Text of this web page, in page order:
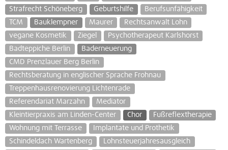
Strafrecht Schöneberg
Geburtshilfe
Berufsunfähigkeit
TCM
Bauklempner Maurer
Rechtsanwalt Lohn
vegane Kosmetik
Ziegel
Psychotherapeut Karlshorst
Badteppiche Berlin
Baderneuerung
CMD Prenzlauer Berg Berlin
Rechtsberatung in englischer Sprache Frohnau
Treppenhausrenovierung Lichtenrade
Referendariat Marzahn
Mediator
Kleintierpraxis am Linden-Center
Chor
Fußreflextherapie
Wohnung mit Terrasse
Implantate und Prothetik
Schindeldach Wartenberg
Lohnsteuerjahresausgleich